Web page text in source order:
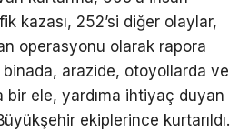
kazası, 252’si diğer olaylar,
operasyonu olarak rapora
binada, arazide, otoyollarda ve
bir ele, yardıma ihtiyaç duyan
ekiplerince kurtarıldı.